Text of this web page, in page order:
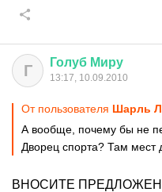
Г Голуб Миру
13:17, 10.09.2010
От пользователя Шарль
А вообще, почему бы не
Дворец спорта? Там мест
ВНОСИТЕ